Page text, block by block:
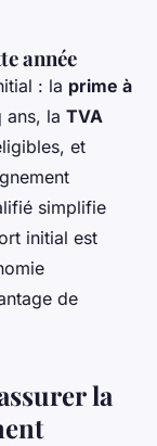
année
: la prime à
ans, la TVA
et
simplifie
initial est
de
la